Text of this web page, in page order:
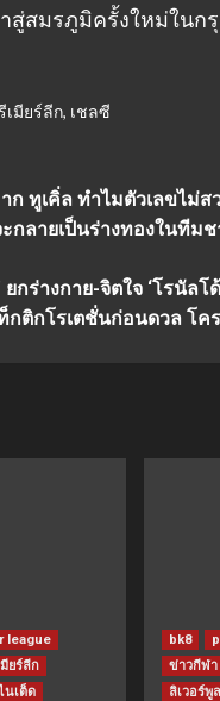
สู่สมรภูมิครั้งใหม่ในก
เมียร์ลีก, เชลซี
ก ทูเคิ่ล ทำไมตัวเลขไม่ส
ะกลายเป็นร่างทองในทีม
ยกร่างกาย-จิตใจ ‘โรนัล
กติกโรเตชั่นก่อนดวล โค
league
ยร์ลีก
นเต็ด
bk8
ข่าวกีฬา
ลิเวอร์พูล